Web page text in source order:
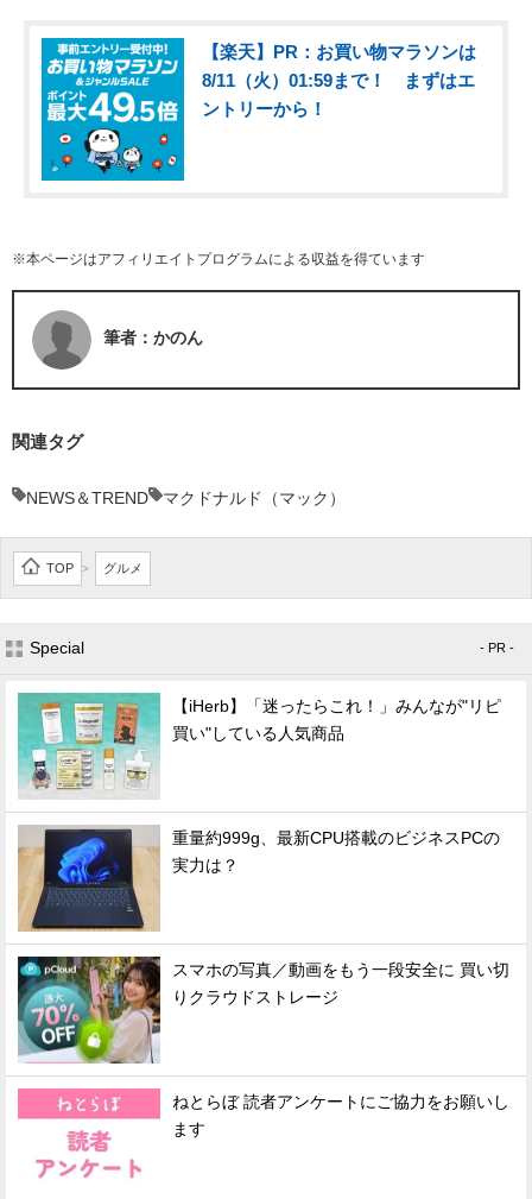
【楽天】PR：お買い物マラソンは
8/11（火）01:59まで！ まずはエ
ントリーから！
※本ページはアフィリエイトプログラムによる収益を得ています
筆者：かのん
関連タグ
NEWS＆TREND マクドナルド（マック）
TOP > グルメ
Special - PR -
【iHerb】「迷ったらこれ！」みんなが"リピ
買い"している人気商品
重量約999g、最新CPU搭載のビジネスPCの
実力は？
スマホの写真／動画をもう一段安全に 買い切
りクラウドストレージ
ねとらぼ 読者アンケートにご協力をお願いし
ます